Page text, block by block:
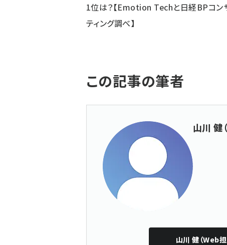
1位は？【Emotion Techと日経BPコン
ティング調べ】
この記事の筆者
山川 健
山川 健（Web担